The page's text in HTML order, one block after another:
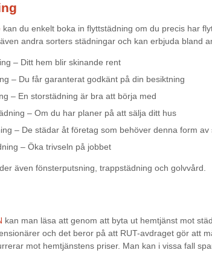
kan du enkelt boka in flyttstädning om du precis har
andra sorters städningar och kan erbjuda bland
– Ditt hem blir skinande rent
– Du får garanterat godkänt på din besiktning
– En storstädning är bra att börja med
– Om du har planer på att sälja ditt hus
– De städar åt företag som behöver denna form av
– Öka trivseln på jobbet
även fönsterputsning, trappstädning och golvvård.
kan man läsa att genom att byta ut hemtjänst mot
och det beror på att RUT-avdraget gör att
mot hemtjänstens priser. Man kan i vissa fall